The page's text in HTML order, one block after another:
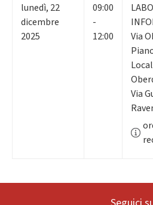
lunedì, 22
dicembre
2025
09:00
-
12:00
Via
Via